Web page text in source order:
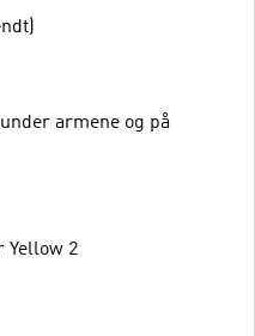
armene og på
Yellow 2